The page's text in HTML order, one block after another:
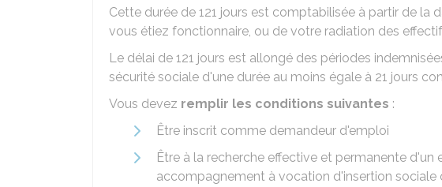
Cette durée de 121 jours est comptabilisée à partir de la
vous étiez fonctionnaire, ou de votre radiation des
Le délai de 121 jours est allongé des périodes
sécurité sociale d'une durée au moins égale à 21 jours
Vous devez remplir les conditions suivantes :
Être inscrit comme demandeur d'emploi
Être à la recherche effective et permanente d'un
accompagnement à vocation d'insertion